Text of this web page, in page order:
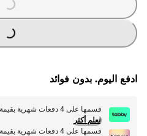
ادفع اليوم. بدون فوائد
قسمها على 4 دفعات شهرية بقيمة
تعلم أكثر
قسمها على 4 دفعات شهرية بقيمة